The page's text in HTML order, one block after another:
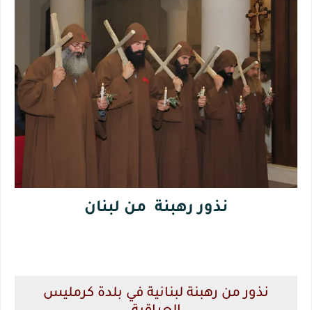
نذور رهبنة من لبنان
نذور من رهبنة لبنانية في بلدة كرمليس